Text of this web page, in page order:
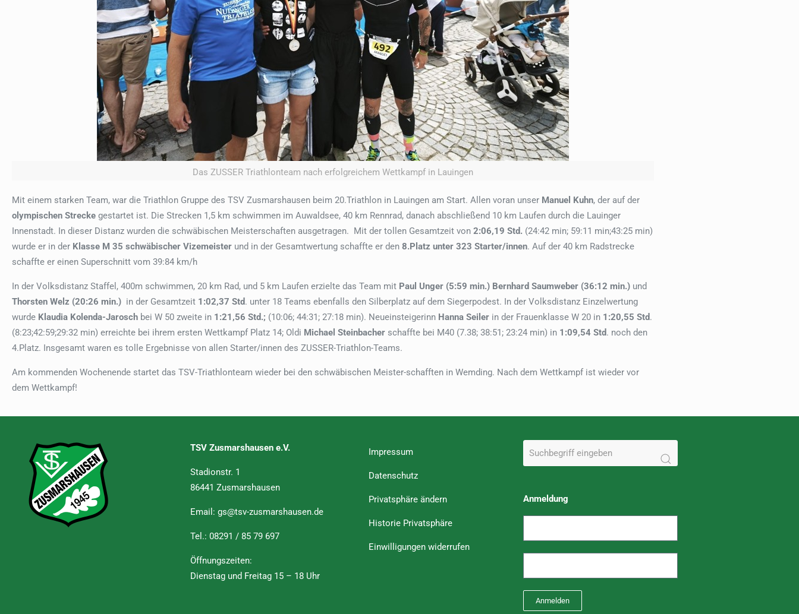
Das ZUSSER Triathlonteam nach erfolgreichem Wettkampf in Lauingen
Mit einem starken Team, war die Triathlon Gruppe des TSV Zusmarshausen beim 20.Triathlon in Lauingen am Start. Allen voran unser Manuel Kuhn, der auf der
olympischen Strecke gestartet ist. Die Strecken 1,5 km schwimmen im Auwaldsee, 40 km Rennrad, danach abschließend 10 km Laufen durch die Lauinger
Innenstadt. In dieser Distanz wurden die schwäbischen Meisterschaften ausgetragen. Mit der tollen Gesamtzeit von 2:06,19 Std. (24:42 min; 59:11 min;43:25 min)
wurde er in der Klasse M 35 schwäbischer Vizemeister und in der Gesamtwertung schaffte er den 8.Platz unter 323 Starter/innen. Auf der 40 km Radstrecke
schaffte er einen Superschnitt vom 39:84 km/h
In der Volksdistanz Staffel, 400m schwimmen, 20 km Rad, und 5 km Laufen erzielte das Team mit Paul Unger (5:59 min.) Bernhard Saumweber (36:12 min.) und
Thorsten Welz (20:26 min.) in der Gesamtzeit 1:02,37 Std. unter 18 Teams ebenfalls den Silberplatz auf dem Siegerpodest. In der Volksdistanz Einzelwertung
wurde Klaudia Kolenda-Jarosch bei W 50 zweite in 1:21,56 Std.; (10:06; 44:31; 27:18 min). Neueinsteigerinn Hanna Seiler in der Frauenklasse W 20 in 1:20,55 Std.
(8:23;42:59;29:32 min) erreichte bei ihrem ersten Wettkampf Platz 14; Oldi Michael Steinbacher schaffte bei M40 (7.38; 38:51; 23:24 min) in 1:09,54 Std. noch den
4.Platz. Insgesamt waren es tolle Ergebnisse von allen Starter/innen des ZUSSER-Triathlon-Teams.
Am kommenden Wochenende startet das TSV-Triathlonteam wieder bei den schwäbischen Meister-schafften in Wemding. Nach dem Wettkampf ist wieder vor
dem Wettkampf!
TSV Zusmarshausen e.V.
Stadionstr. 1
86441 Zusmarshausen
Email: gs@tsv-zusmarshausen.de
Tel.: 08291 / 85 79 697
Öffnungszeiten:
Dienstag und Freitag 15 – 18 Uhr
Impressum
Datenschutz
Privatsphäre ändern
Historie Privatsphäre
Einwilligungen widerrufen
Anmeldung
Anmelden